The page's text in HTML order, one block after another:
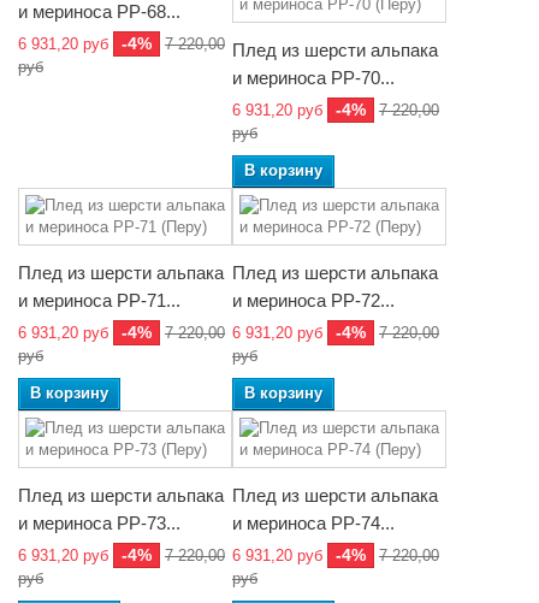
и мериноса РР-68...
6 931,20 руб -4%
7 220,00
руб
Плед из шерсти альпака
и мериноса РР-70...
6 931,20 руб -4%
7 220,00
руб
В корзину
Плед из шерсти альпака
и мериноса РР-71...
6 931,20 руб -4%
7 220,00
руб
В корзину
Плед из шерсти альпака
и мериноса РР-72...
6 931,20 руб -4%
7 220,00
руб
В корзину
Плед из шерсти альпака
и мериноса РР-73...
6 931,20 руб -4%
7 220,00
руб
Плед из шерсти альпака
и мериноса РР-74...
6 931,20 руб -4%
7 220,00
руб